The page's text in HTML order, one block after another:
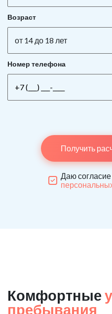
Возраст
от 14 до 18 лет
Номер телефона
Получить
Даю
Комфортные
пребывания